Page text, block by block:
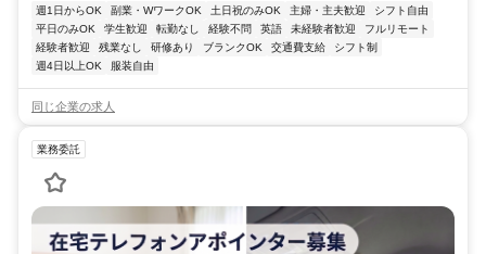
週1日からOK 副業・WワークOK 土日祝のみOK 主婦・主夫歓迎
シフト自由
平日のみOK
学生歓迎 転勤なし 経験不問 英語 未経験者歓迎
フルリモート
経験者歓迎
残業なし 研修あり ブランクOK 交通費支給
シフト制
週4日以上OK
服装自由
同じ企業の求人
業務委託